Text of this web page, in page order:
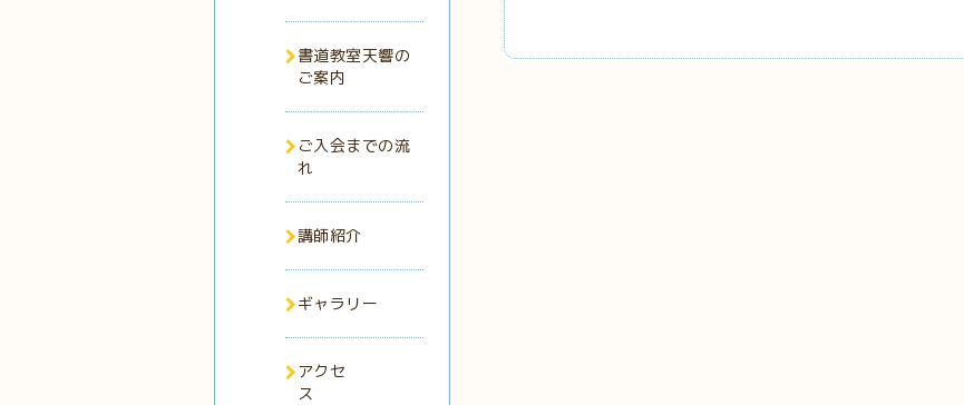
書道教室天響の
ご案内
ご入会までの流
れ
講師紹介
ギャラリー
アクセ
ス